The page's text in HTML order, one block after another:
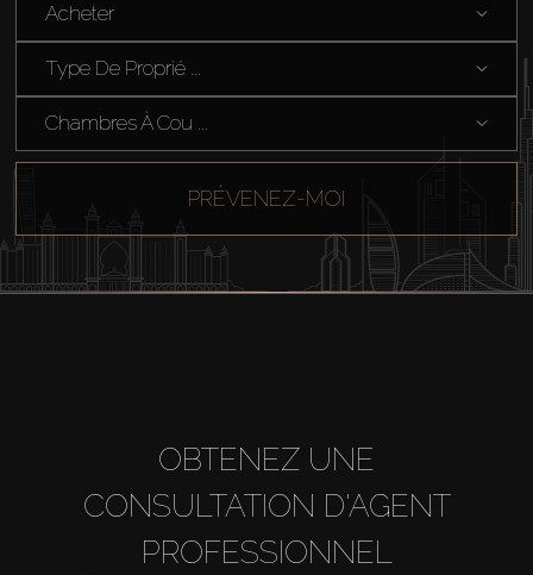
Acheter
Type De Proprié ...
Chambres À Cou ...
PRÉVENEZ-MOI
OBTENEZ UNE
CONSULTATION D'AGENT
PROFESSIONNEL